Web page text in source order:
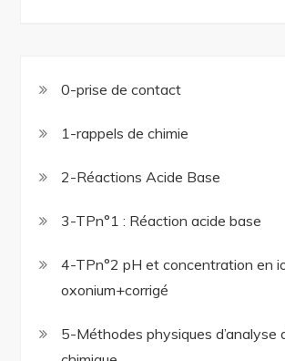
0-prise de contact
1-rappels de chimie
2-Réactions Acide Base
3-TPn°1 : Réaction acide base
4-TPn°2 pH et concentration en
oxonium+corrigé
5-Méthodes physiques d’analyse